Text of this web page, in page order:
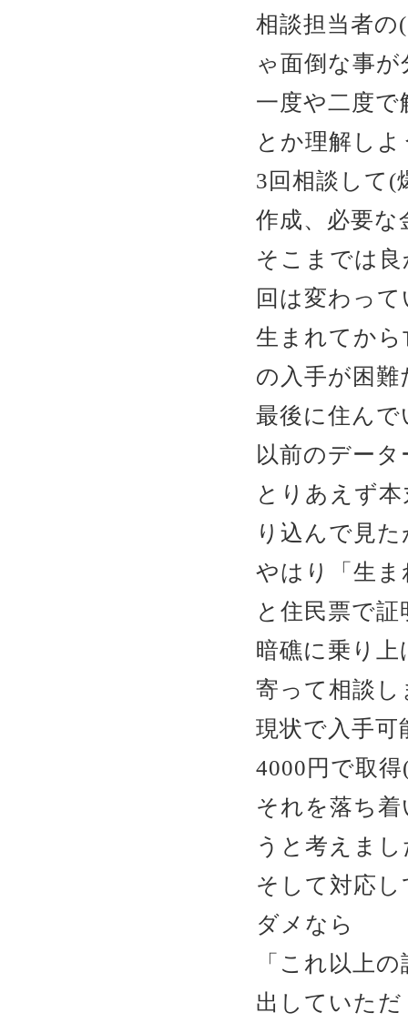
相談担当者
ゃ面倒な事
一度や二度
とか理解し
3回相談して(
作成、必要な
そこまでは
回は変わっ
生まれてか
の入手が困難
最後に住ん
以前のデー
とりあえず
り込んで見た
やはり「生
と住民票で
暗礁に乗り
寄って相談し
現状で入手可
4000円で取
それを落ち
うと考えま
そして対応
ダメなら
「これ以上
出していた